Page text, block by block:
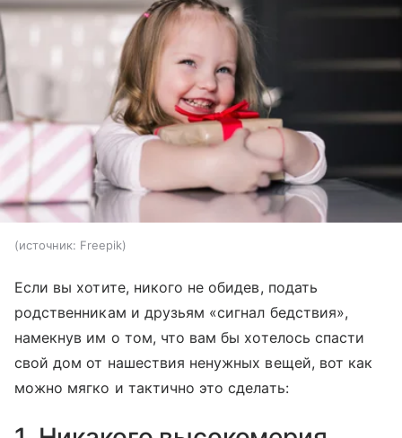
источник: Freepik
Если вы хотите, никого не обидев, подать
родственникам и друзьям «сигнал бедствия»,
намекнув им о том, что вам бы хотелось спасти
свой дом от нашествия ненужных вещей, вот как
можно мягко и тактично это сделать: